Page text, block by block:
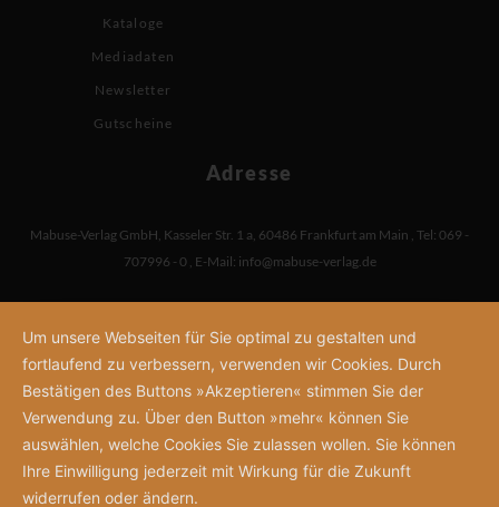
Kataloge
Mediadaten
Newsletter
Gutscheine
Adresse
Mabuse-Verlag GmbH, Kasseler Str. 1 a, 60486 Frankfurt am Main , Tel: 069 -
707996 - 0 , E-Mail: info@mabuse-verlag.de
Um unsere Webseiten für Sie optimal zu gestalten und
fortlaufend zu verbessern, verwenden wir Cookies. Durch
Bestätigen des Buttons »Akzeptieren« stimmen Sie der
Verwendung zu. Über den Button »mehr« können Sie
auswählen, welche Cookies Sie zulassen wollen. Sie können
Ihre Einwilligung jederzeit mit Wirkung für die Zukunft
widerrufen oder ändern.